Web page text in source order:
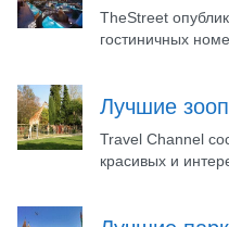
TheStreet
гостиничных
Лучшие
Travel Channel
красивых и